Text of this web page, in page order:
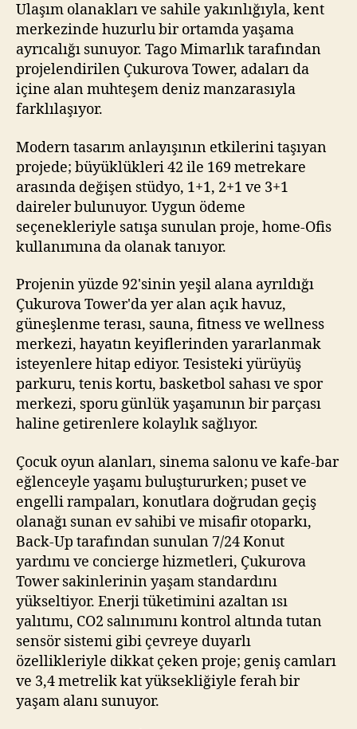
Ulaşım olanakları ve sahile yakınlığıyla, kent
merkezinde huzurlu bir ortamda yaşama
ayrıcalığı sunuyor. Tago Mimarlık tarafından
projelendirilen Çukurova Tower, adaları da
içine alan muhteşem deniz manzarasıyla
farklılaşıyor.
Modern tasarım anlayışının etkilerini taşıyan
projede; büyüklükleri 42 ile 169 metrekare
arasında değişen stüdyo, 1+1, 2+1 ve 3+1
daireler bulunuyor. Uygun ödeme
seçenekleriyle satışa sunulan proje, home-Ofis
kullanımına da olanak tanıyor.
Projenin yüzde 92'sinin yeşil alana ayrıldığı
Çukurova Tower'da yer alan açık havuz,
güneşlenme terası, sauna, fitness ve wellness
merkezi, hayatın keyiflerinden yararlanmak
isteyenlere hitap ediyor. Tesisteki yürüyüş
parkuru, tenis kortu, basketbol sahası ve spor
merkezi, sporu günlük yaşamının bir parçası
haline getirenlere kolaylık sağlıyor.
Çocuk oyun alanları, sinema salonu ve kafe-bar
eğlenceyle yaşamı buluştururken; puset ve
engelli rampaları, konutlara doğrudan geçiş
olanağı sunan ev sahibi ve misafir otoparkı,
Back-Up tarafından sunulan 7/24 Konut
yardımı ve concierge hizmetleri, Çukurova
Tower sakinlerinin yaşam standardını
yükseltiyor. Enerji tüketimini azaltan ısı
yalıtımı, CO2 salınımını kontrol altında tutan
sensör sistemi gibi çevreye duyarlı
özellikleriyle dikkat çeken proje; geniş camları
ve 3,4 metrelik kat yüksekliğiyle ferah bir
yaşam alanı sunuyor.